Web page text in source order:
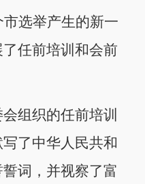
选举产生的新一
任前培训和会前
组织的任前培训
了中华人民共和
词，并视察了富